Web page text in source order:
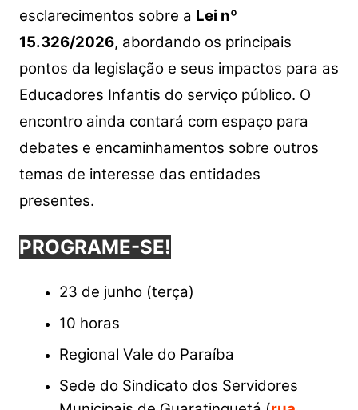
esclarecimentos sobre a Lei nº
15.326/2026, abordando os principais
pontos da legislação e seus impactos para as
Educadores Infantis do serviço público. O
encontro ainda contará com espaço para
debates e encaminhamentos sobre outros
temas de interesse das entidades
presentes.
PROGRAME-SE!
23 de junho (terça)
10 horas
Regional Vale do Paraíba
Sede do Sindicato dos Servidores